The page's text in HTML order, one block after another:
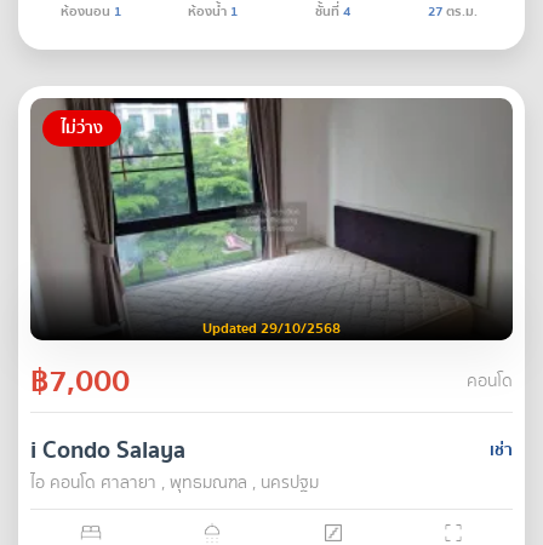
ห้องนอน 1 ห้องน้ำ 1 ชั้นที่4 27ตร.ม.
ไม่ว่าง
Updated 29/10/2568
฿7,000 คอนโด
เช่า
i Condo Salaya
ไอ คอนโด ศาลายา , พุทธมณฑล , นครปฐม